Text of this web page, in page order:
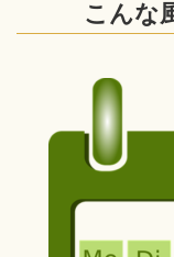
こんな